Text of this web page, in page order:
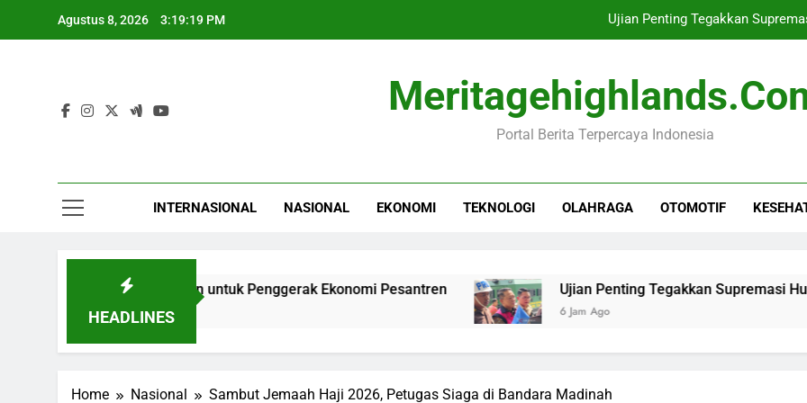
Agustus 8, 2026 3:19:20 PM Ujian Penting Tegakkan
Gamifikasi Sebagai
BPJS Ketenagakerjaan Perluas
Waspada! Universal Studios
Portal Berita Terpercaya Indonesia
INTERNASIONAL NASIONAL EKONOMI TEKNOLOGI OLAHRAGA OTOMOTIF
HEADLINES
Perlindungan untuk Penggerak Ekonomi Pesantren Ujian Penting Tegakkan Supremasi Hukum
6 Jam Ago
Home Nasional Sambut Jemaah Haji 2026, Petugas Siaga di Bandara Madinah